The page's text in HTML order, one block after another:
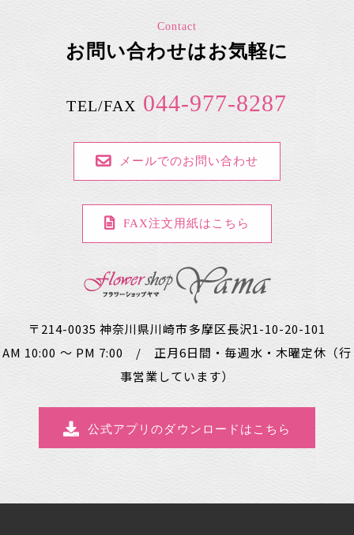
Contact
お問い合わせはお気軽に
TEL/FAX 044-977-8287
メールでのお問い合わせ
FAX注文用紙はこちら
〒214-0035 神奈川県川崎市多摩区長沢1-10-20-101
AM 10:00 ～ PM 7:00 / 正月6日間・毎週水・木曜定休（行
事営業しています）
公式アプリのダウンロードはこちら